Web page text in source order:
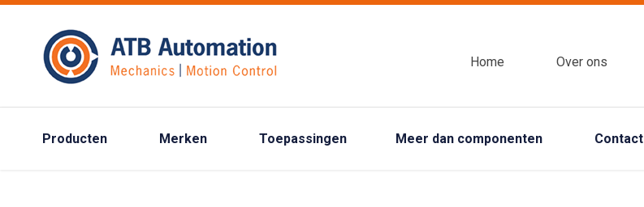
Home Over ons
Producten Merken Toepassingen Meer dan componenten Contact